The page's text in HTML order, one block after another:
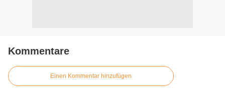
Kommentare
Einen Kommentar hinzufügen